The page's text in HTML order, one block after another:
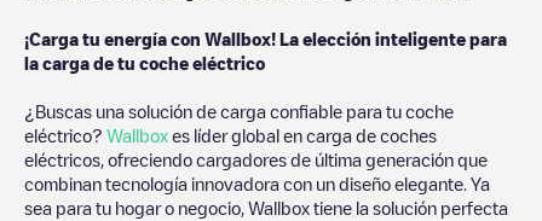
¡Carga tu energía con Wallbox! La elección inteligente para
la carga de tu coche eléctrico
¿Buscas una solución de carga confiable para tu coche
eléctrico? Wallbox es líder global en carga de coches
eléctricos, ofreciendo cargadores de última generación que
combinan tecnología innovadora con un diseño elegante. Ya
sea para tu hogar o negocio, Wallbox tiene la solución perfecta